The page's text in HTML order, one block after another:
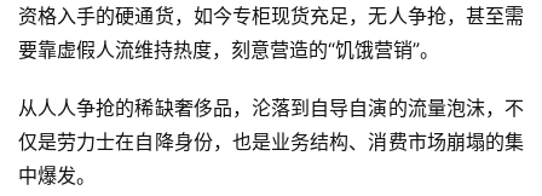
尚
资格入手的硬通货，如今专柜现货充足，无人争抢，甚至需
要靠虚假人流维持热度，刻意营造的“饥饿营销”。
从人人争抢的稀缺奢侈品，沦落到自导自演的流量泡沫，不
仅是劳力士在自降身份，也是业务结构、消费市场崩塌的集
中爆发。